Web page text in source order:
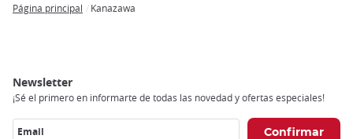
Página principal Kanazawa
Newsletter
¡Sé el primero en informarte de todas las novedad y ofertas especiales!
Email